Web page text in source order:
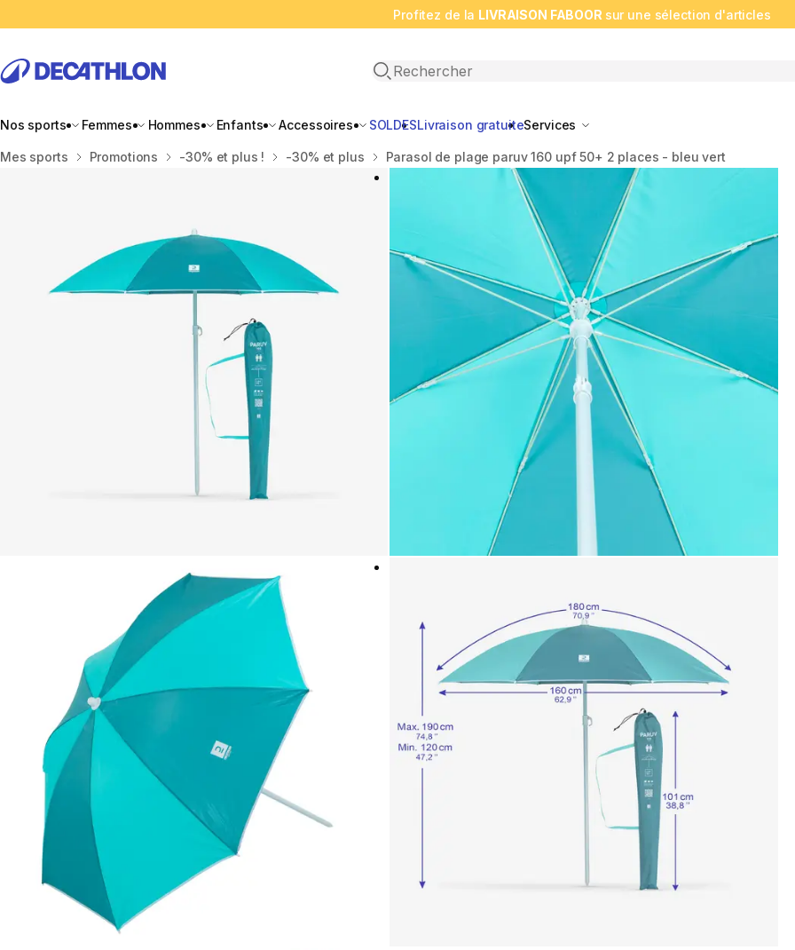
Profitez de la LIVRAISON FABOOR sur une sélection d'articles
Open search
Nos sports Femmes Hommes Enfants Accessoires SOLDESLivraison gratuiteServices
Accueil
Mes sports Promotions -30% et plus ! -30% et plus Parasol de plage paruv 160 upf 50+ 2 places - bleu vert